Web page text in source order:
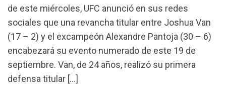
de este miércoles, UFC anunció en sus redes
sociales que una revancha titular entre Joshua Van
(17 – 2) y el excampeón Alexandre Pantoja (30 – 6)
encabezará su evento numerado de este 19 de
septiembre. Van, de 24 años, realizó su primera
defensa titular […]